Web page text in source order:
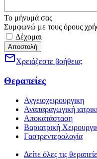
Το μήνυμά σας
Συμφωνώ με τους όρους
Δέχομαι
mail_outlineΧρειάζεστε βοήθεια;
Θεραπείες
Αγγειοχειρουργικη
Αναπαραγωγική
Αποκατάσταση
Βαριατρική
Γαστρεντερολογία
Δείτε όλες τις